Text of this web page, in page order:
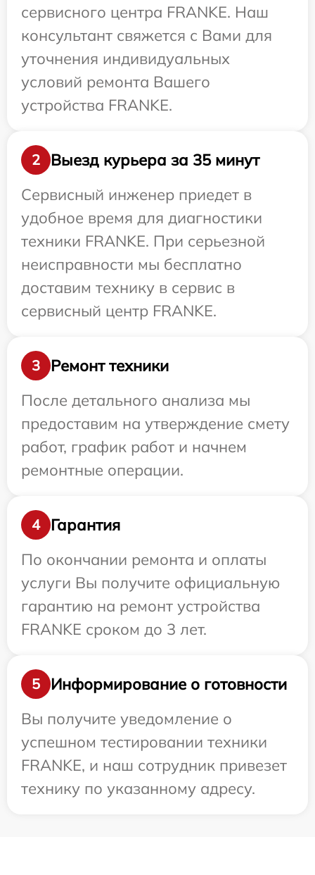
сервисного центра FRANKE. Наш
консультант свяжется с Вами для
уточнения индивидуальных
условий ремонта Вашего
устройства FRANKE.
2
Выезд курьера за 35 минут
Сервисный инженер приедет в
удобное время для диагностики
техники FRANKE. При серьезной
неисправности мы бесплатно
доставим технику в сервис в
сервисный центр FRANKE.
3
Ремонт техники
После детального анализа мы
предоставим на утверждение смету
работ, график работ и начнем
ремонтные операции.
4
Гарантия
По окончании ремонта и оплаты
услуги Вы получите официальную
гарантию на ремонт устройства
FRANKE сроком до 3 лет.
5
Информирование о готовности
Вы получите уведомление о
успешном тестировании техники
FRANKE, и наш сотрудник привезет
технику по указанному адресу.